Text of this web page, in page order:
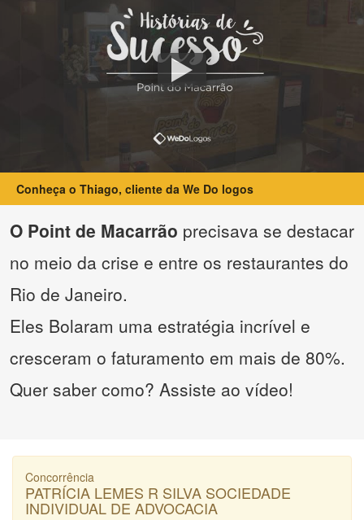
Conheça o Thiago, cliente da We Do logos
O Point de Macarrão precisava se destacar
no meio da crise e entre os restaurantes do
Rio de Janeiro.
Eles Bolaram uma estratégia incrível e
cresceram o faturamento em mais de 80%.
Quer saber como? Assiste ao vídeo!
Concorrência
PATRÍCIA LEMES R SILVA SOCIEDADE
INDIVIDUAL DE ADVOCACIA